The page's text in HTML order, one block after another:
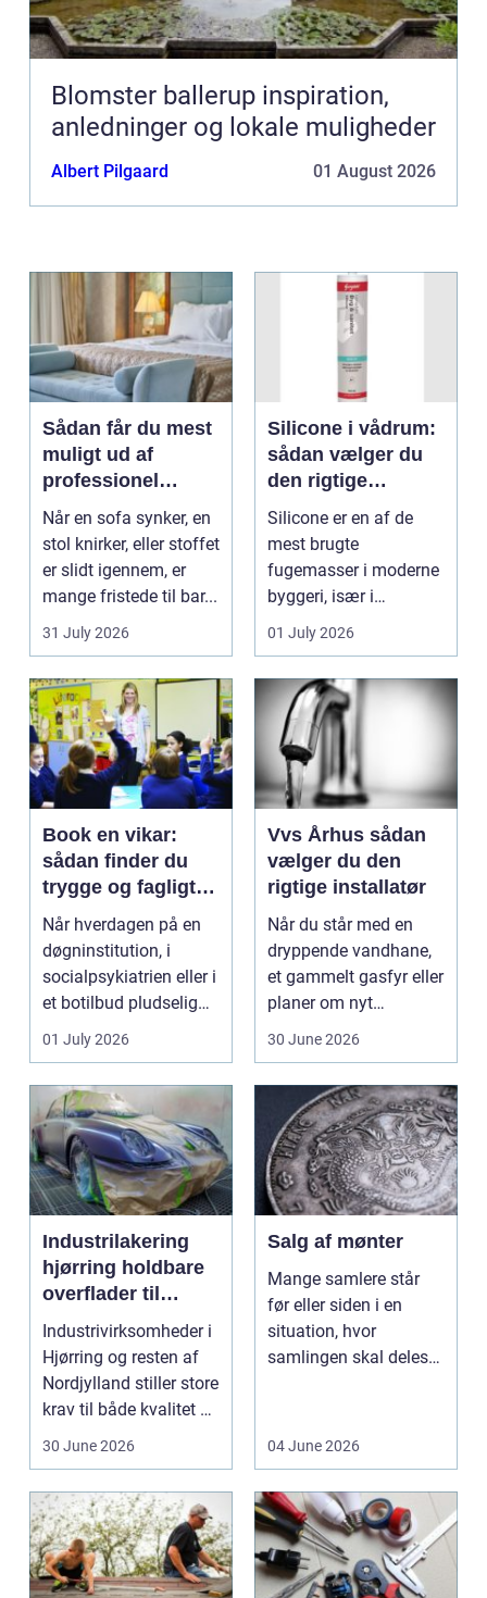
Blomster ballerup inspiration,
anledninger og lokale muligheder
Albert Pilgaard 01 August 2026
Sådan får du mest
muligt ud af
professionel
møbelpolstring
Når en sofa synker, en
stol knirker, eller stoffet
er slidt igennem, er
mange fristede til bar...
31 July 2026
Silicone i vådrum:
sådan vælger du
den rigtige
fugemasse
Silicone er en af de
mest brugte
fugemasser i moderne
byggeri, især i
badeværelser,
køkkener og andr...
01 July 2026
Book en vikar:
sådan finder du
trygge og fagligt
stærke løsninger
Når hverdagen på en
døgninstitution, i
socialpsykiatrien eller i
et botilbud pludselig
ændrer sig, k...
01 July 2026
Vvs Århus sådan
vælger du den
rigtige installatør
Når du står med en
dryppende vandhane,
et gammelt gasfyr eller
planer om nyt
badeværelse, bliver
30 June 2026
Industrilakering
hjørring holdbare
overflader til
industri og erhverv
Industrivirksomheder i
Hjørring og resten af
Nordjylland stiller store
krav til både kvalitet og
hol...
30 June 2026
Salg af mønter
Mange samlere står
før eller siden i en
situation, hvor
samlingen skal deles
04 June 2026